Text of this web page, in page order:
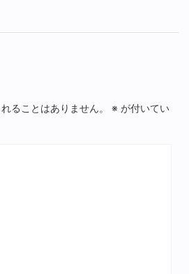
ることはありません。 ※ が付いてい